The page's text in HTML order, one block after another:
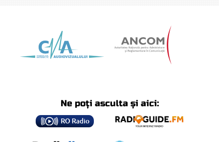
Ne poți asculta și aici: